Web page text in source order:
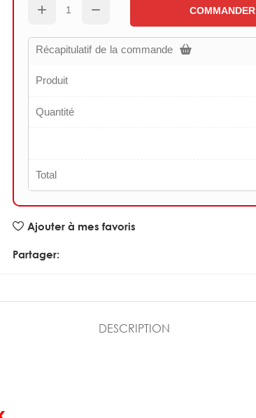
COMMANDER
Récapitulatif de la commande
Produit
Quantité
Total
Ajouter à mes favoris
Partager:
DESCRIPTION